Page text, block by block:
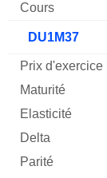
DU1M37